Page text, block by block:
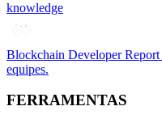
knowledge
Blockchain Developer Report
equipes.
FERRAMENTAS